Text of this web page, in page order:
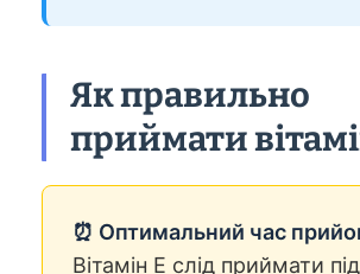
Як правильно
приймати
⏰ Оптимальний час
Вітамін Е слід приймати